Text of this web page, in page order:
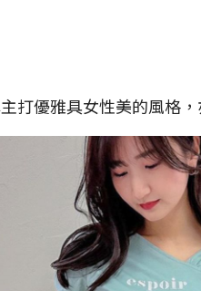
打優雅具女性美的風格